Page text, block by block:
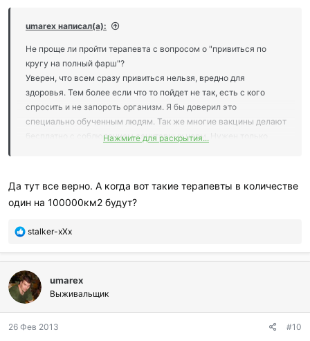
и
и
:
umarex написал(а):
Не проще ли пройти терапевта с вопросом о "привиться по
кругу на полный фарш"?
Уверен, что всем сразу привиться нельзя, вредно для
здоровья. Тем более если что то пойдет не так, есть с кого
спросить и не запороть организм. Я бы доверил это
специально обученным людям. Так же многие вакцины делают
бесплатно с соблюдением санитарных норм. Нужен только
Нажмите для раскрытия...
Да тут все верно. А когда вот такие терапевты в количестве
один на 100000км2 будут?
П
б
а
г
о
а
stalker-xXx
umarex
Выживальщик
26 Фев 2013 #10